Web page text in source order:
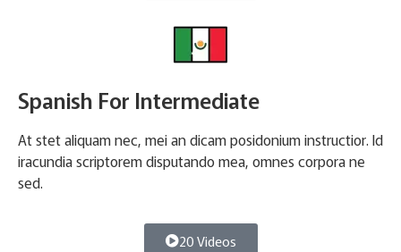
Spanish For Intermediate
At stet aliquam nec, mei an dicam posidonium instructior. Id
iracundia scriptorem disputando mea, omnes corpora ne
sed.
20 Videos